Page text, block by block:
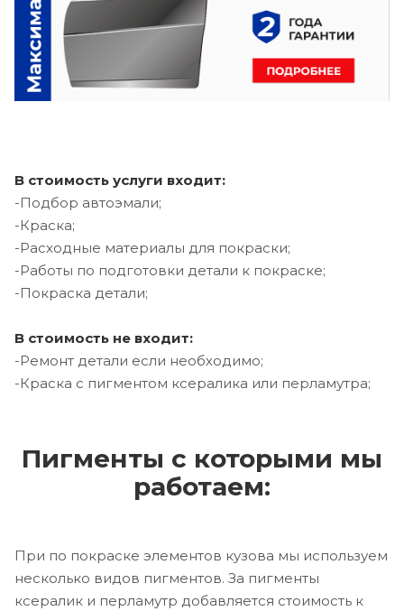
В стоимость услуги входит:
-Подбор автоэмали;
-Краска;
-Расходные материалы для покраски;
-Работы по подготовки детали к покраске;
-Покраска детали;
В стоимость не входит:
-Ремонт детали если необходимо;
-Краска с пигментом ксералика или перламутра;
Пигменты с которыми мы
работаем:
При по покраске элементов кузова мы используем
несколько видов пигментов. За пигменты
ксералик и перламутр добавляется стоимость к